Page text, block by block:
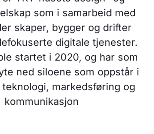
som i samarbeid med
skaper, bygger og drifter
digitale tjenester.
startet i 2020, og har som
ned siloene som oppstår i
markedsføring og
kommunikasjon